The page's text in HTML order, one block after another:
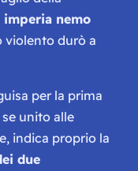
nemo
violento durò a
per la prima
se unito alle
indica proprio la
due